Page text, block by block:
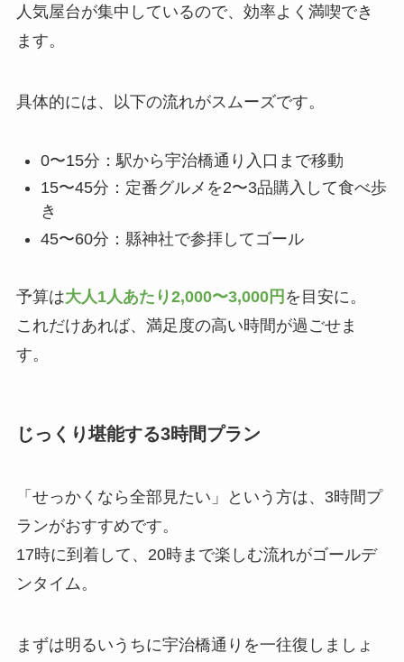
人気屋台が集中しているので、効率よく満喫でき
ます。
具体的には、以下の流れがスムーズです。
0〜15分：駅から宇治橋通り入口まで移動
15〜45分：定番グルメを2〜3品購入して食べ歩
き
45〜60分：縣神社で参拝してゴール
予算は大人1人あたり2,000〜3,000円 を目安に。
これだけあれば、満足度の高い時間が過ごせま
す。
じっくり堪能する3時間プラン
「せっかくなら全部見たい」という方は、3時間プ
ランがおすすめです。
17時に到着して、20時まで楽しむ流れがゴールデ
ンタイム。
まずは明るいうちに宇治橋通りを一往復しましょ